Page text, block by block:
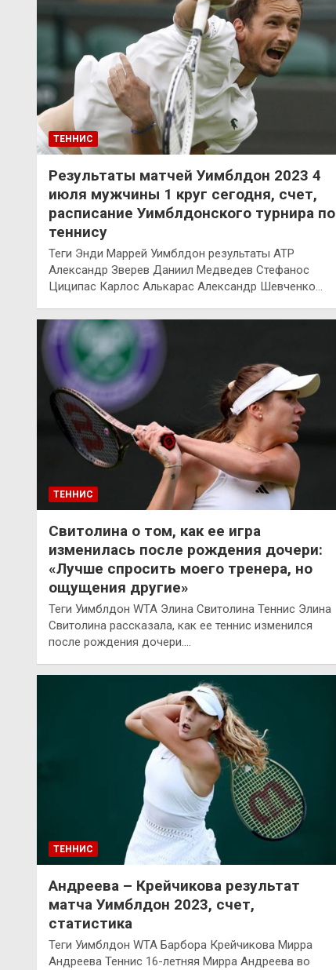
ТЕННИС
Результаты матчей Уимблдон 2023 4
июля мужчины 1 круг сегодня, счет,
расписание Уимблдонского турнира по
теннису
Теги Энди Маррей Уимблдон результаты ATP
Александр Зверев Даниил Медведев Стефанос
Циципас Карлос Алькарас Александр Шевченко…
ТЕННИС
Свитолина о том, как ее игра
изменилась после рождения дочери:
«Лучше спросить моего тренера, но
ощущения другие»
Теги Уимблдон WTA Элина Свитолина Теннис Элина
Свитолина рассказала, как ее теннис изменился
после рождения дочери.…
ТЕННИС
Андреева – Крейчикова результат
матча Уимблдон 2023, счет,
статистика
Теги Уимблдон WTA Барбора Крейчикова Мирра
Андреева Теннис 16-летняя Мирра Андреева во